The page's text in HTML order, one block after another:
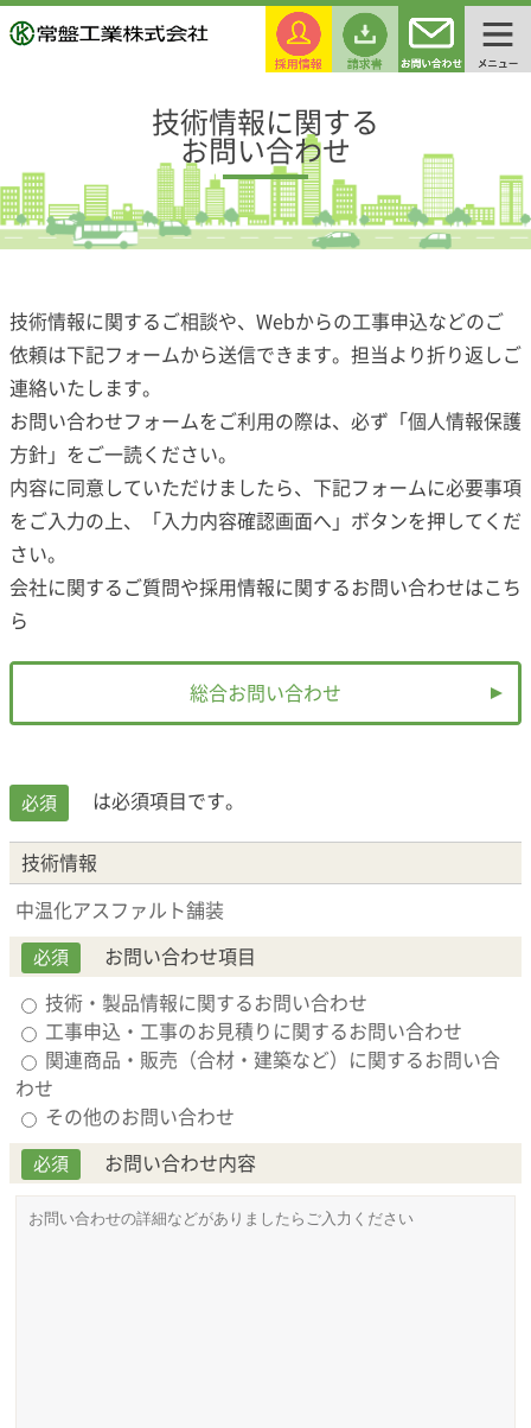
技術情報に関する
お問い合わせ
技術情報に関するご相談や、Webからの工事申込などのご
依頼は下記フォームから送信できます。担当より折り返しご
連絡いたします。
お問い合わせフォームをご利用の際は、必ず「 個人情報保護
方針 」をご一読ください。
内容に同意していただけましたら、下記フォームに必要事項
をご入力の上、「入力内容確認画面へ」ボタンを押してくだ
さい。
会社に関するご質問や採用情報に関するお問い合わせはこち
ら
総合お問い合わせ
必須 は必須項目です。
技術情報
中温化アスファルト舗装
必須 お問い合わせ項目
技術・製品情報に関するお問い合わせ
工事申込・工事のお見積りに関するお問い合わせ
関連商品・販売（合材・建築など）に関するお問い合
わせ
その他のお問い合わせ
必須 お問い合わせ内容